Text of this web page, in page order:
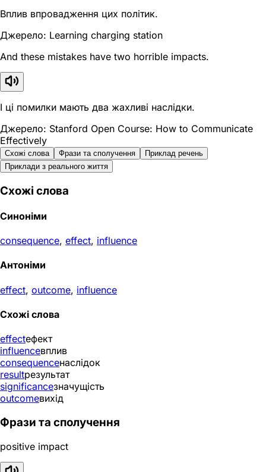
Вплив впровадження цих політик.
Джерело: Learning charging station
And these mistakes have two horrible impacts.
І ці помилки мають два жахливі наслідки.
Джерело: Stanford Open Course: How to Communicate
Effectively
Схожі слова Фрази та сполучення
Приклад речень
Приклади з реального життя
Схожі слова
Синоніми
consequence, effect, influence
Антоніми
effect, outcome, influence
Схожі слова
effectефект
influenceвплив
consequenceнаслідок
resultрезультат
significanceзначущість
outcomeвихід
Фрази та сполучення
positive impact